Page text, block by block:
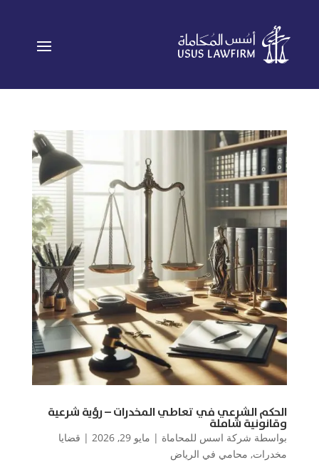
الحكم الشرعي في تعاطي المخدرات – رؤية شرعية
وقانونية شاملة
بواسطة شركة اسس للمحاماة | مايو 29, 2026 | قضايا
مخدرات, محامي في الرياض